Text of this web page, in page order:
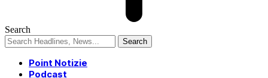
Search
Point Notizie
Podcast